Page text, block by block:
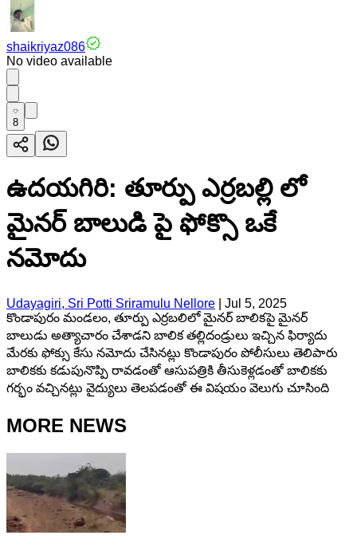
shaikriyaz086
No video available
8
ఉదయగిరి: తూర్పు ఎర్రబల్లి లో
మైనర్ బాలుడి పై ఫోక్సొ ఒకే
నమోదు
Udayagiri, Sri Potti Sriramulu Nellore
Jul 5, 2025
కొండాపురం మండలం, తూర్పు ఎర్రబలిలో మైనర్ బాలికపై మైనర్
బాలుడు అత్యాచారం చేశాడని బాలిక తల్లిదండ్రులు ఇచ్చిన ఫిర్యాదు
మేరకు ఫోక్సు కేసు నమోదు చేసినట్లు కొండాపురం పోలీసులు తెలిపారు
బాలికకు కడుపునొప్పి రావడంతో ఆసుపత్రికి తీసుకెళ్లడంతో బాలికకు
గర్భం వచ్చినట్లు వైద్యులు తెలపడంతో ఈ విషయం వెలుగు చూసింది
MORE NEWS